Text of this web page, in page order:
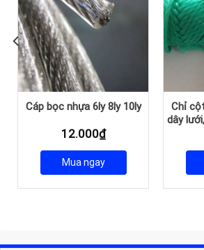
Cáp bọc nhựa 6ly 8ly 10ly
12.000₫
Mua ngay
Chỉ
dây